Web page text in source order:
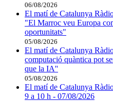
06/08/2026
El matí de Catalunya
"El Marroc veu Europa
oportunitats"
05/08/2026
El matí de Catalunya
computació quàntica pot
que la IA''
05/08/2026
El matí de Catalunya
9 a 10 h - 07/08/2026